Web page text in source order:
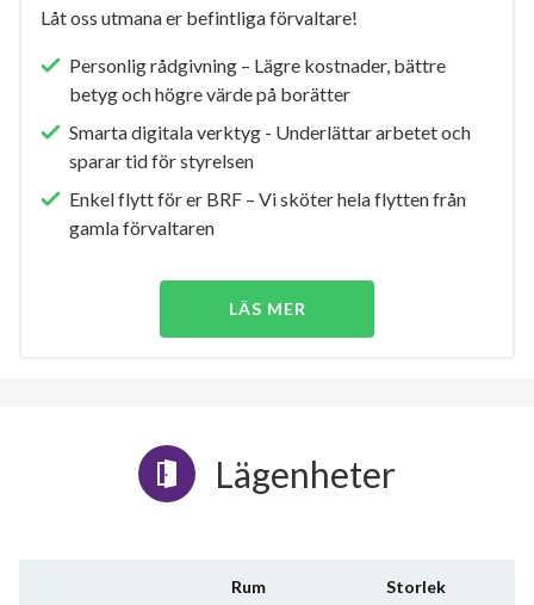
Låt oss utmana er befintliga förvaltare!
Personlig rådgivning – Lägre kostnader, bättre
betyg och högre värde på borätter
Smarta digitala verktyg - Underlättar arbetet och
sparar tid för styrelsen
Enkel flytt för er BRF – Vi sköter hela flytten från
gamla förvaltaren
LÄS MER
Lägenheter
Rum Storlek